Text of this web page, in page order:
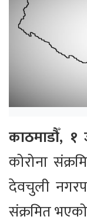
काठमाडौँ,
कोरोना
देवचुली
संक्रमित भएको